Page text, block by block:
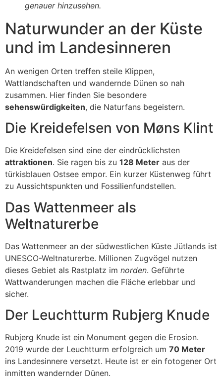
genauer hinzusehen.
Naturwunder an der Küste
und im Landesinneren
An wenigen Orten treffen steile Klippen,
Wattlandschaften und wandernde Dünen so nah
zusammen. Hier finden Sie besondere
sehenswürdigkeiten, die Naturfans begeistern.
Die Kreidefelsen von Møns Klint
Die Kreidefelsen sind eine der eindrücklichsten
attraktionen. Sie ragen bis zu 128 Meter aus der
türkisblauen Ostsee empor. Ein kurzer Küstenweg führt
zu Aussichtspunkten und Fossilienfundstellen.
Das Wattenmeer als
Weltnaturerbe
Das Wattenmeer an der südwestlichen Küste Jütlands ist
UNESCO-Weltnaturerbe. Millionen Zugvögel nutzen
dieses Gebiet als Rastplatz im norden. Geführte
Wattwanderungen machen die Fläche erlebbar und
sicher.
Der Leuchtturm Rubjerg Knude
Rubjerg Knude ist ein Monument gegen die Erosion.
2019 wurde der Leuchtturm erfolgreich um 70 Meter
ins Landesinnere versetzt. Heute ist er ein fotogener Ort
inmitten wandernder Dünen.